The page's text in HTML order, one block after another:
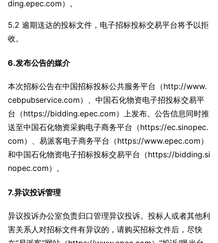
ding.epec.com）。
5.2 逾期送达的投标文件，电子招标投标交易平台将予以拒
收。
6.发布公告的媒介
本次招标公告在中国招标投标公共服务平台（http://www.
cebpubservice.com）、中国石化物资电子招投标交易平
台（https://bidding.epec.com）上发布。公告信息同时推
送至中国石化物资采购电子商务平台（https://ec.sinopec.
com）、易派客电子商务平台（https://www.epec.com）
和中国石化物资电子招标投标交易平台（https://bidding.si
nopec.com）。
7.异议投诉管理
异议投诉办公室负责归口管理异议投诉。投标人或者其他利
害关系人对招标文件有异议的，请购买招标文件后，尽快